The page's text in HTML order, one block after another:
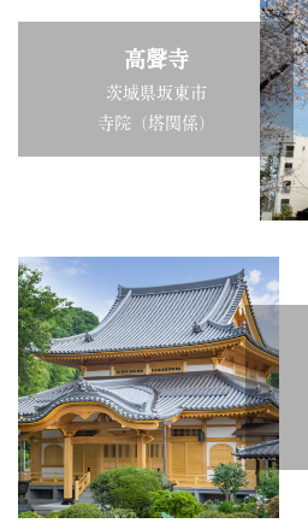
高聲寺
茨城県坂東市
寺院（塔関係）